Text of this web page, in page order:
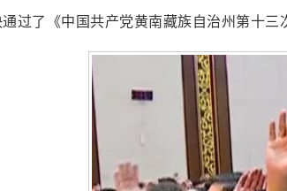
过了《中国共产党黄南藏族自治州第十